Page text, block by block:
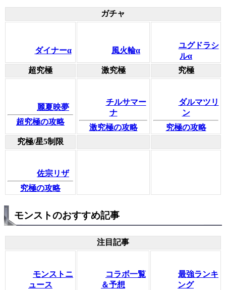
ガチャ
ダイナーα 風火輪α
ユグドラシ
ルα
超究極
激究極 究極
麗夏映夢
超究極の攻略
チルサマー
ナ
激究極の攻略
ダルマツリ
ン
究極の攻略
究極/星5制限
佐宗リザ
究極の攻略
モンストのおすすめ記事
注目記事
モンストニ
ュース
コラボ一覧
＆予想
最強ランキ
ング